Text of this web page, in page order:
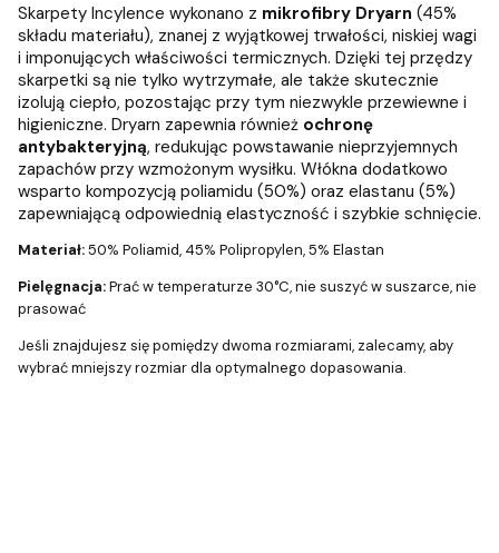
Skarpety Incylence wykonano z mikrofibry Dryarn (45%
składu materiału), znanej z wyjątkowej trwałości, niskiej wagi
i imponujących właściwości termicznych. Dzięki tej przędzy
skarpetki są nie tylko wytrzymałe, ale także skutecznie
izolują ciepło, pozostając przy tym niezwykle przewiewne i
higieniczne. Dryarn zapewnia również ochronę
antybakteryjną, redukując powstawanie nieprzyjemnych
zapachów przy wzmożonym wysiłku. Włókna dodatkowo
wsparto kompozycją poliamidu (50%) oraz elastanu (5%)
zapewniającą odpowiednią elastyczność i szybkie schnięcie.
Materiał:50% Poliamid, 45% Polipropylen, 5% Elastan
Pielęgnacja:Prać w temperaturze 30°C, nie suszyć w suszarce, nie
prasować
Jeśli znajdujesz się pomiędzy dwoma rozmiarami, zalecamy, aby
wybrać mniejszy rozmiar dla optymalnego dopasowania.